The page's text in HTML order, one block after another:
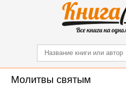
Молитвы святым